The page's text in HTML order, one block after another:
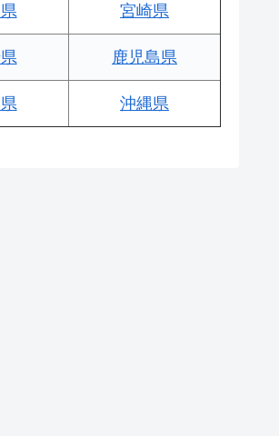
宮崎県
鹿児島県
沖縄県